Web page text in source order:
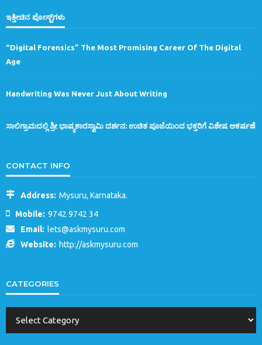
ಇತ್ತೀಚಿನ ಪೋಸ್ಟ್‌ಗಳು
“Digital Forensics” The Most Promising Career Of The Digital
Age
Handwriting Was Never Just About Writing
ಸಾಲಿಗ್ರಾಮದಲ್ಲಿ ಶ್ರೀ ಭಾಷ್ಯಕಾರಸ್ವಾಮಿ ದರ್ಶನ: ಉಚಿತ ಪೂಜೆಯಿಂದ ಭಕ್ತರಿಗೆ ವಿಶೇಷ ಆಕರ್ಷಣೆ
CONTACT INFO
Address: Mysuru, Karnataka.
Mobile: 9742 9742 34
Email: lets@askmysuru.com
Website: http://askmysuru.com
CATEGORIES